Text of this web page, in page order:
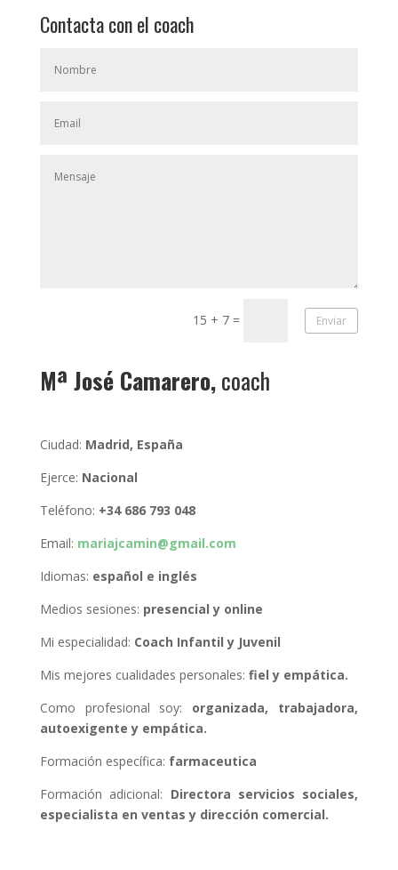
Contacta con el coach
15 + 7 = Enviar
Mª José Camarero,coach
Ciudad: Madrid, España
Ejerce: Nacional
Teléfono: +34 686 793 048
Email: mariajcamin@gmail.com
Idiomas: español e inglés
Medios sesiones: presencial y online
Mi especialidad: Coach Infantil y Juvenil
Mis mejores cualidades personales: fiel y empática.
Como profesional soy: organizada, trabajadora,
autoexigente y empática.
Formación específica: farmaceutica
Formación adicional: Directora servicios sociales,
especialista en ventas y dirección comercial.